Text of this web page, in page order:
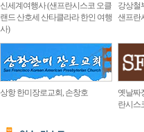
신세계여행사 (샌프란시스코 오클
랜드 산호세 산타클라라 한인 여행
사)
강상철
샌프란
상항 한미장로교회, 손창호
옛날짜
란시스